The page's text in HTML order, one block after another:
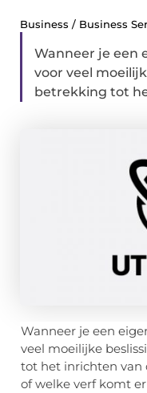
Business / Business
Wanneer je een
voor veel
betrekking tot
Wanneer je een
veel moeilijke
tot het inrichten van
of welke verf komt